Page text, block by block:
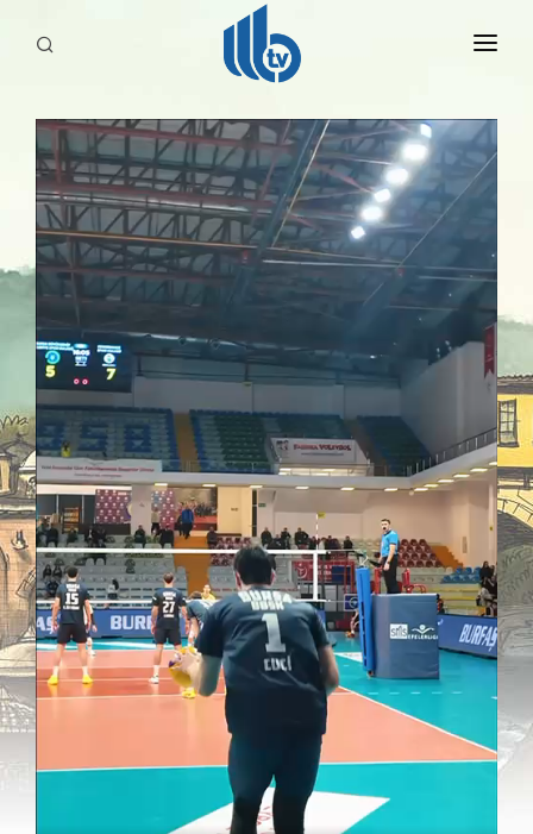
HABERLER
YAYINLARIMIZ